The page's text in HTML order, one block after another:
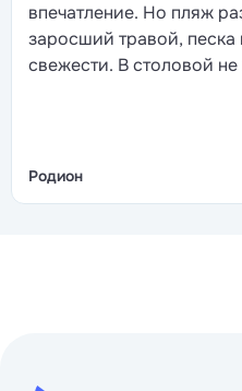
впечатление. Но пляж
заросший травой, песка
свежести. В столовой
Родион